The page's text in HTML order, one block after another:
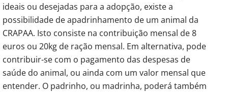
ideais ou desejadas para a adopção, existe a
possibilidade de apadrinhamento de um animal da
CRAPAA. Isto consiste na contribuição mensal de 8
euros ou 20kg de ração mensal. Em alternativa, pode
contribuir-se com o pagamento das despesas de
saúde do animal, ou ainda com um valor mensal que
entender. O padrinho, ou madrinha, poderá também